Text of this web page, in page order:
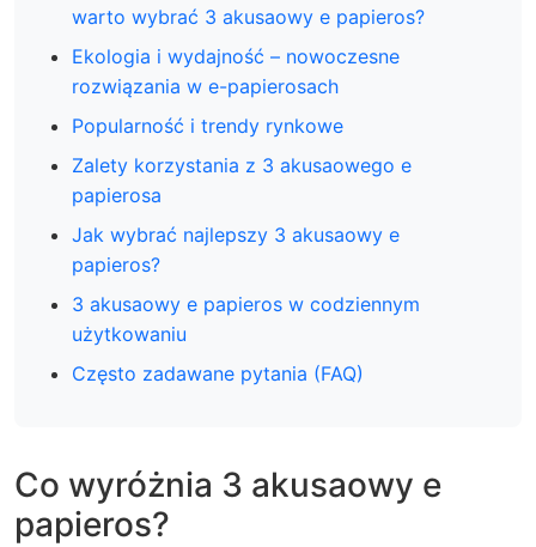
warto wybrać 3 akusaowy e papieros?
Ekologia i wydajność – nowoczesne
rozwiązania w e-papierosach
Popularność i trendy rynkowe
Zalety korzystania z 3 akusaowego e
papierosa
Jak wybrać najlepszy 3 akusaowy e
papieros?
3 akusaowy e papieros w codziennym
użytkowaniu
Często zadawane pytania (FAQ)
Co wyróżnia 3 akusaowy e
papieros?